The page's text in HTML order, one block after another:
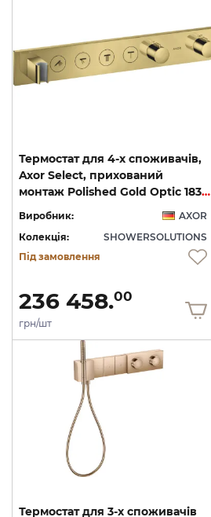
Термостат для 4-х споживачів,
Axor Select, прихований
монтаж Polished Gold Optic 18357990
Виробник:
AXOR
Колекція:
SHOWERSOLUTIONS
Під замовлення
236 458.00
грн/шт
Термостат для 3-х споживачів